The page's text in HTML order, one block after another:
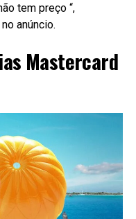
tem preço “,
anúncio.
Mastercard